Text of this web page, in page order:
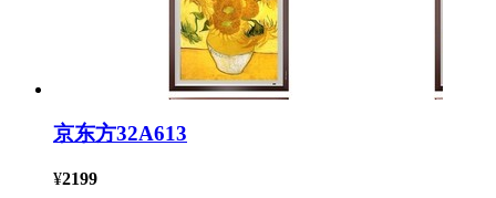
京东方32A613
¥2199